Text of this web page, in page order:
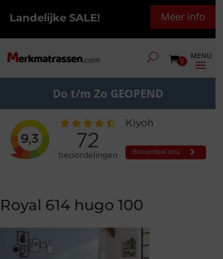
Landelijke SALE! Meer info
0
Do t/m Zo GEOPEND
Royal 614 hugo 100